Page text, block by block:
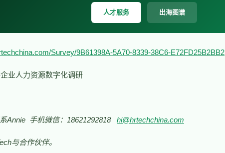
人才服务 出海图谱
Survey/9B61398A-5A70-8339-38C6-E72FD25B2BB2
业人力资源数字化调研
Annie 手机微信：18621292818 hi@hrtechchina.com
与合作伙伴。